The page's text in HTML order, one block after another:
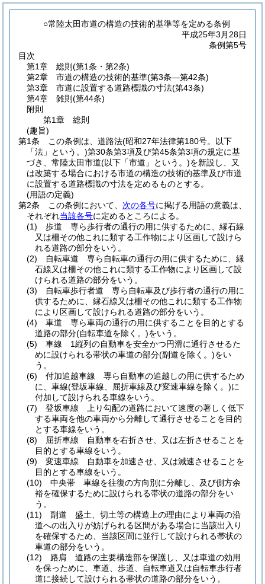
○常陸太田市道の構造の技術的基準等を定める条例
平成25年3月28日
条例第5号
目次
第1章
総則 (第1条・第2条)
第2章
市道の構造の技術的基準(第3条―第42条)
第3章
市道に設置する道路標識の寸法(第43条)
第4章
雑則 (第44条)
附則
第1章
総則
(趣旨)
第1条
この条例は、道路法(昭和27年法律第180号。以下
「法」という。)第30条第3項及び第45条第3項の規定に基
づき、常陸太田市道(以下「市道」という。)を新設し、又
は改築する場合における市道の構造の技術的基準及び市道
に設置する道路標識の寸法を定めるものとする。
(用語の定義)
第2条
この条例において、 次の各号に掲げる用語の意義は、
それぞれ当該各号に定めるところによる。
(1)
歩道 専ら歩行者の通行の用に供するために、縁石線
又は柵その他これに類する工作物により区画して設けら
れる道路の部分をいう。
(2)
自転車道 専ら自転車の通行の用に供するために、縁
石線又は柵その他これに類する工作物により区画して設
けられる道路の部分をいう。
(3)
自転車歩行者道 専ら自転車及び歩行者の通行の用に
供するために、縁石線又は柵その他これに類する工作物
により区画して設けられる道路の部分をいう。
(4)
車道 専ら車両の通行の用に供することを目的とする
道路の部分(自転車道を除く。)をいう。
(5)
車線 1縦列の自動車を安全かつ円滑に通行させるた
めに設けられる帯状の車道の部分(副道を除く。)をい
う。
(6)
付加追越車線 専ら自動車の追越しの用に供するため
に、車線(登坂車線、屈折車線及び変速車線を除く。)に
付加して設けられる車線をいう。
(7)
登坂車線 上り勾配の道路において速度の著しく低下
する車両を他の車両から分離して通行させることを目的
とする車線をいう。
(8)
屈折車線 自動車を右折させ、又は左折させることを
目的とする車線をいう。
(9)
変速車線 自動車を加速させ、又は減速させることを
目的とする車線をいう。
(10)
中央帯 車線を往復の方向別に分離し、及び側方余
裕を確保するために設けられる帯状の道路の部分をい
う。
(11)
副道 盛土、切土等の構造上の理由により車両の沿
道への出入りが妨げられる区間がある場合に当該出入り
を確保するため、当該区間に並行して設けられる帯状の
車道の部分をいう。
(12)
路肩 道路の主要構造部を保護し、又は車道の効用
を保っために、車道、歩道、自転車道又は自転車歩行者
道に接続して設けられる帯状の道路の部分をいう。